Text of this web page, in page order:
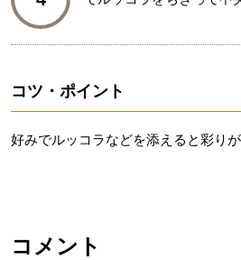
コツ・ポイント
好みでルッコラなどを添えると彩りが
コメント